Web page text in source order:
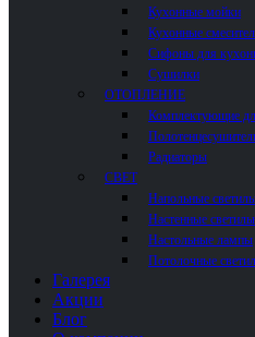
Кухонные мойки
Кухонные
Сифоны для
Сушилки
ОТОПЛЕНИЕ
Комплектующие
Радиаторы
СВЕТ
Напольные
Настенные
Настольные лампы
Потолочные
Галерея
Акции
Блог